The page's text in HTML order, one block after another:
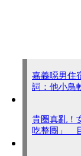
嘉義噁男
詞：他小鳥
貴圈真亂！
吃整團」